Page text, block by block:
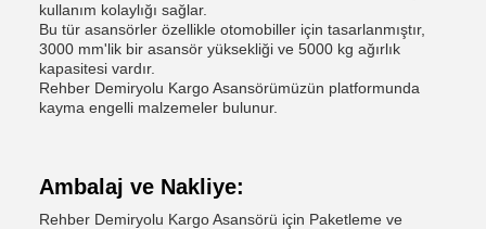
kullanım kolaylığı sağlar.
Bu tür asansörler özellikle otomobiller için tasarlanmıştır,
3000 mm'lik bir asansör yüksekliği ve 5000 kg ağırlık
kapasitesi vardır.
Rehber Demiryolu Kargo Asansörümüzün platformunda
kayma engelli malzemeler bulunur.
Ambalaj ve Nakliye:
Rehber Demiryolu Kargo Asansörü için Paketleme ve